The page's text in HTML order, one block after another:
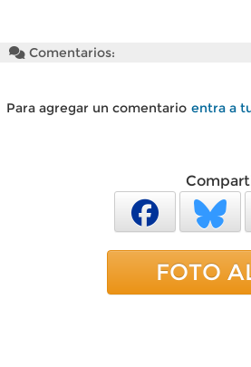
Comentarios:
Para agregar un comentario entra a
FOTO